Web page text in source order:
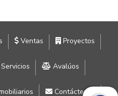
Ventas Proyectos
Avalúos
Contáctenos